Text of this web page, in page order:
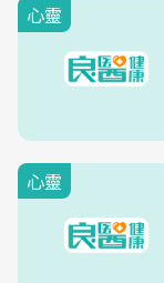
心靈
心靈